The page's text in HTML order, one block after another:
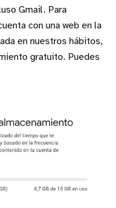
Gmail. Para
con una web en la
en nuestros hábitos,
gratuito. Puedes